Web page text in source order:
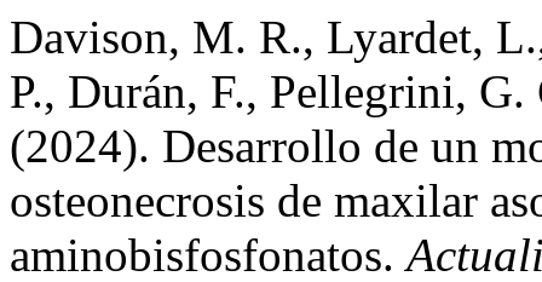
Davison, M. R., Lyardet,
P., Durán, F., Pellegrini,
(2024). Desarrollo de un
osteonecrosis de maxilar
aminobisfosfonatos.